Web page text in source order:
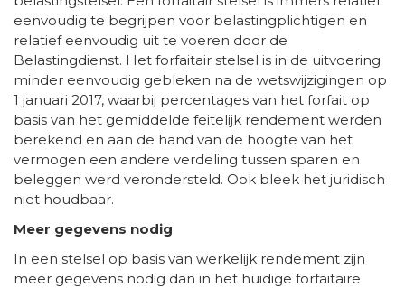
eenvoudig te begrijpen voor belastingplichtigen en
relatief eenvoudig uit te voeren door de
Belastingdienst. Het forfaitair stelsel is in de uitvoering
minder eenvoudig gebleken na de wetswijzigingen op
1 januari 2017, waarbij percentages van het forfait op
basis van het gemiddelde feitelijk rendement werden
berekend en aan de hand van de hoogte van het
vermogen een andere verdeling tussen sparen en
beleggen werd verondersteld. Ook bleek het juridisch
niet houdbaar.
Meer gegevens nodig
In een stelsel op basis van werkelijk rendement zijn
meer gegevens nodig dan in het huidige forfaitaire